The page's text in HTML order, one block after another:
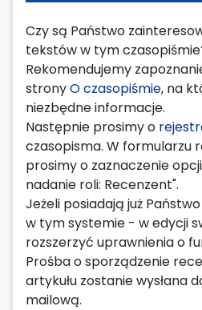
Czy są Państwo
tekstów w tym
Rekomendujemy
stronyO czasopiśmie, na
niezbędne informacje.
Następnie prosimy o
czasopisma. W formularzu
prosimy o zaznaczenie
nadanie roli: Recenzent".
Jeżeli posiadają już
w tym systemie - w edycji
rozszerzyć uprawnienia o
Prośba o sporządzenie
artykułu zostanie wysłana
mailową.